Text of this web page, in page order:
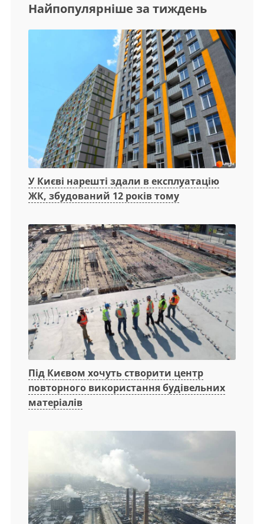
Найпопулярніше за тиждень
У Києві нарешті здали в експлуатацію
ЖК, збудований 12 років тому
Під Києвом хочуть створити центр
повторного використання будівельних
матеріалів